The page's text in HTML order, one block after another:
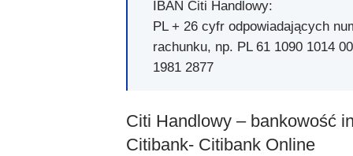
IBAN Citi Handlowy:
PL + 26 cyfr odpowiadających
rachunku, np. PL 61 1090 1014
1981 2877
Citi Handlowy – bankowość
Citibank- Citibank Online